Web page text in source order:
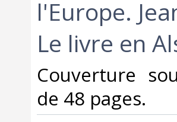
l'Europe.
Le livre en
‎Couverture
de 48 pages.‎